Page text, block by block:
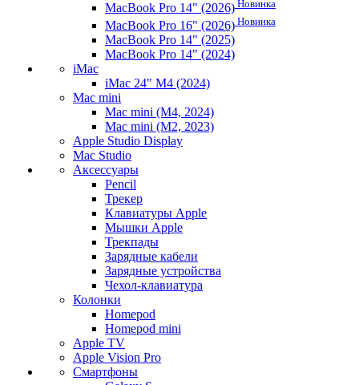
MacBook Pro 14" (2026) Новинка
MacBook Pro 16" (2026) Новинка
MacBook Pro 14" (2025)
MacBook Pro 14" (2024)
iMac
iMac 24" M4 (2024)
Mac mini
Mac mini (M4, 2024)
Mac mini (M2, 2023)
Apple Studio Display
Mac Studio
Аксессуары
Pencil
Трекер
Клавиатуры Apple
Мышки Apple
Трекпады
Зарядные кабели
Зарядные устройства
Чехол-клавиатура
Колонки
Homepod
Homepod mini
Apple TV
Apple Vision Pro
Смартфоны